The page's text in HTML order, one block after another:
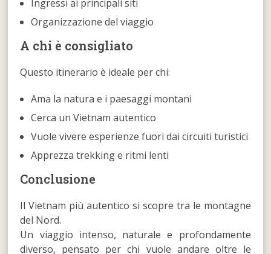
Ingressi ai principali siti
Organizzazione del viaggio
A chi è consigliato
Questo itinerario è ideale per chi:
Ama la natura e i paesaggi montani
Cerca un Vietnam autentico
Vuole vivere esperienze fuori dai circuiti turistici
Apprezza trekking e ritmi lenti
Conclusione
Il Vietnam più autentico si scopre tra le montagne
del Nord.
Un viaggio intenso, naturale e profondamente
diverso, pensato per chi vuole andare oltre le